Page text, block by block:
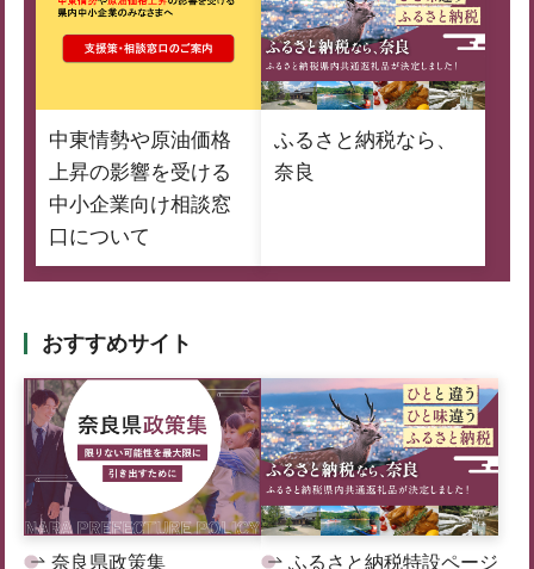
中東情勢や原油価格
上昇の影響を受ける
中小企業向け相談窓
口について
ふるさと納税なら、
奈良
おすすめサイト
奈良県政策集 ふるさと納税特設ページ